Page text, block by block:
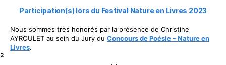
Participation(s) lors du Festival Nature en Livres 2023
Nous sommes très honorés par la présence de Christine
AYROULET au sein du Jury du Concours de Poésie – Nature en
Livres.
²